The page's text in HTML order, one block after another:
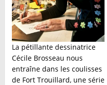
La pétillante dessinatrice
Cécile Brosseau nous
entraîne dans les coulisses
de Fort Trouillard, une série